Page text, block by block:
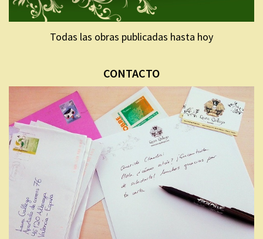
Todas las obras publicadas hasta hoy
CONTACTO